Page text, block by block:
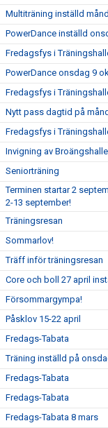
Multiträning inställd
PowerDance inställd
Fredagsfys i
PowerDance onsdag 9
Fredagsfys i
Nytt pass dagtid på
Fredagsfys i
Invigning av
Seniorträning
Terminen startar 2
2-13 september!
Träningsresan
Sommarlov!
Träff inför träningsresan
Core och boll 27 april
Försommargympa!
Påsklov 15-22 april
Fredags-Tabata
Träning inställd på
Fredags-Tabata
Fredags-Tabata
Fredags-Tabata 8 mars